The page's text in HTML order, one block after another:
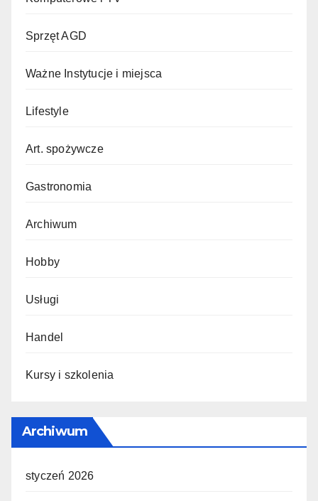
Sprzęt AGD
Ważne Instytucje i miejsca
Lifestyle
Art. spożywcze
Gastronomia
Archiwum
Hobby
Usługi
Handel
Kursy i szkolenia
Archiwum
styczeń 2026